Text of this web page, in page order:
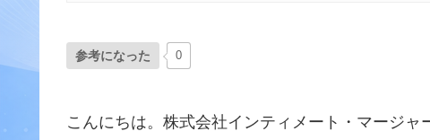
参考になった 0
こんにちは。株式会社インティメート・マージャ